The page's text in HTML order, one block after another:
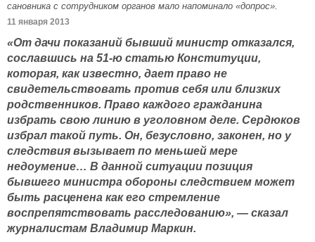
сановника с сотрудником органов мало напоминало «допрос».
11 января 2013
«От дачи показаний бывший министр отказался,
сославшись на 51-ю статью Конституции,
которая, как известно, дает право не
свидетельствовать против себя или близких
родственников. Право каждого гражданина
избрать свою линию в уголовном деле. Сердюков
избрал такой путь. Он, безусловно, законен, но у
следствия вызывает по меньшей мере
недоумение… В данной ситуации позиция
бывшего министра обороны следствием может
быть расценена как его стремление
воспрепятствовать расследованию», — сказал
журналистам Владимир Маркин.